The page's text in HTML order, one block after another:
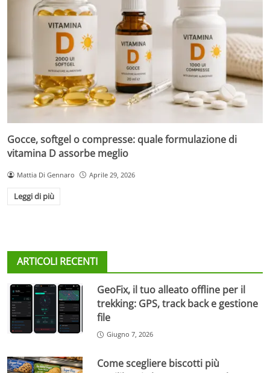
Gocce, softgel o compresse: quale formulazione di
vitamina D assorbe meglio
Mattia Di Gennaro Aprile 29, 2026
Leggi di più
ARTICOLI RECENTI
GeoFix, il tuo alleato offline per il
trekking: GPS, track back e gestione
file
Giugno 7, 2026
Come scegliere biscotti più